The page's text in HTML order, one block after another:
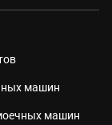
машин
машин